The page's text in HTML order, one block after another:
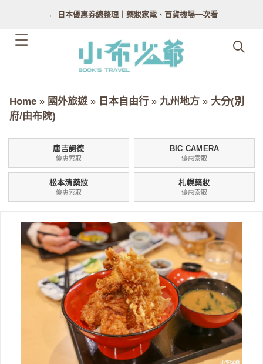
日本優惠券總整理｜藥妝家電、百貨機場一次看
Home » 國外旅遊 » 日本自由行 » 九州地方 » 大分(別
府/由布院)
唐吉訶德
優惠索取
BIC CAMERA
優惠索取
松本清藥妝
優惠索取
札幌藥妝
優惠索取